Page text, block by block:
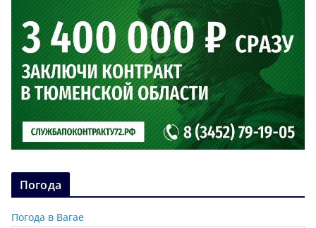
Погода
Погода в Вагае